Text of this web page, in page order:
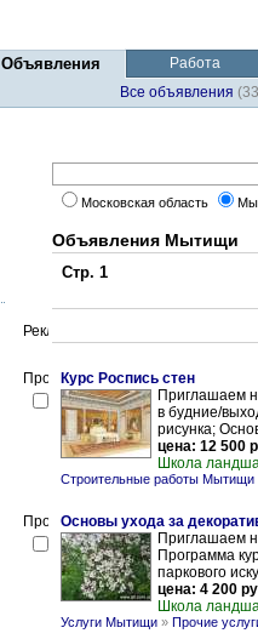
Объявления
Работа
Все объявления
Московская область
Объявления Мытищи
Стр. 1
Курс Роспись стен
Приглашаем
в будние/
рисунка;
цена: 12 500
Школа
Строительные работы Мытищи
Основы ухода за
Приглашаем
Программа
паркового
цена: 4 200
Школа
Услуги Мытищи » Прочие